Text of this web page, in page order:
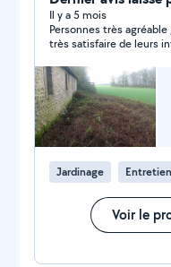
Il y a 5 mois
Personnes très
très satisfaire de leurs
Jardinage
Voir le